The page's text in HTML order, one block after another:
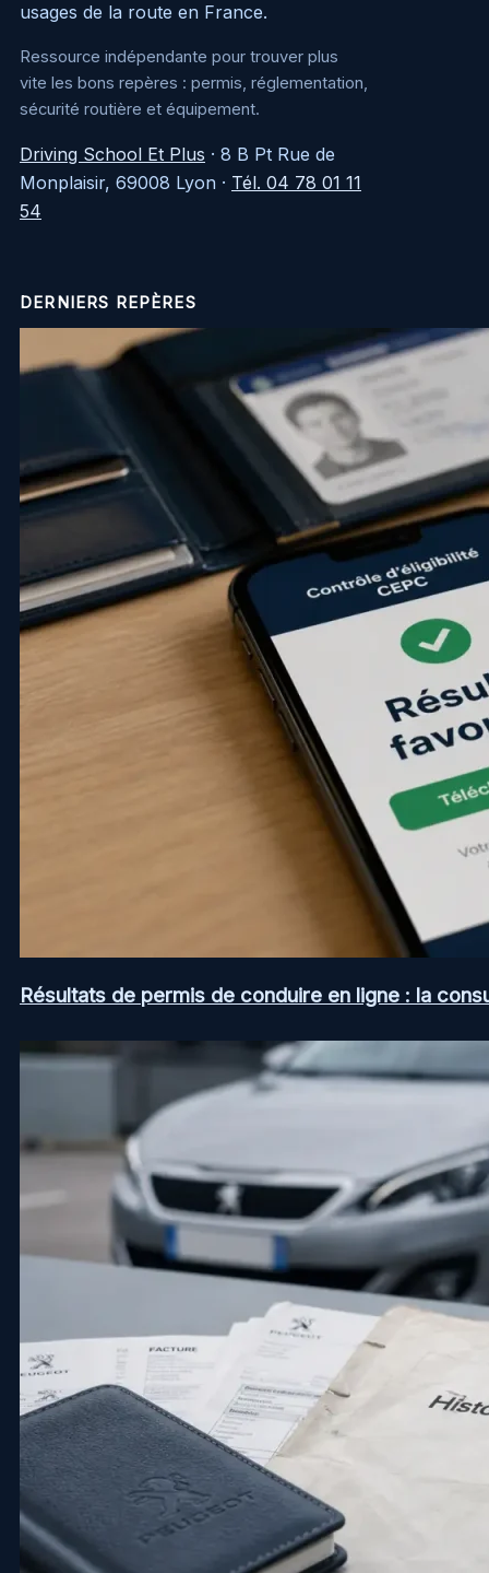
usages de la route en France.
Ressource indépendante pour trouver plus
vite les bons repères : permis, réglementation,
sécurité routière et équipement.
Driving School Et Plus · 8 B Pt Rue de
Monplaisir, 69008 Lyon · Tél. 04 78 01 11
54
DERNIERS REPÈRES
Résultats de permis de conduire en ligne : la